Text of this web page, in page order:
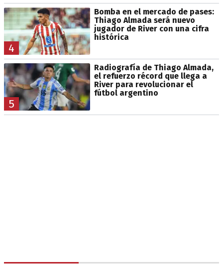
4
Bomba en el mercado de pases:
Thiago Almada será nuevo
jugador de River con una cifra
histórica
5
Radiografía de Thiago Almada,
el refuerzo récord que llega a
River para revolucionar el
fútbol argentino